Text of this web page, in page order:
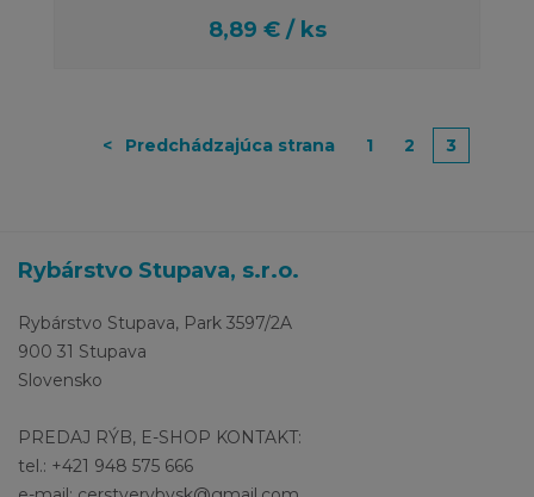
8,89 € / ks
< Predchádzajúca strana 1 2 3
Rybárstvo Stupava, s.r.o.
Rybárstvo Stupava, Park 3597/2A
900 31 Stupava
Slovensko
PREDAJ RÝB, E-SHOP KONTAKT:
tel.: +421 948 575 666